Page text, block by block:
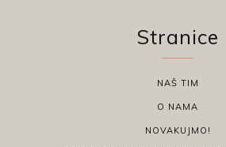
Stranice
NAŠ TIM
O NAMA
NOVAKUJMO!